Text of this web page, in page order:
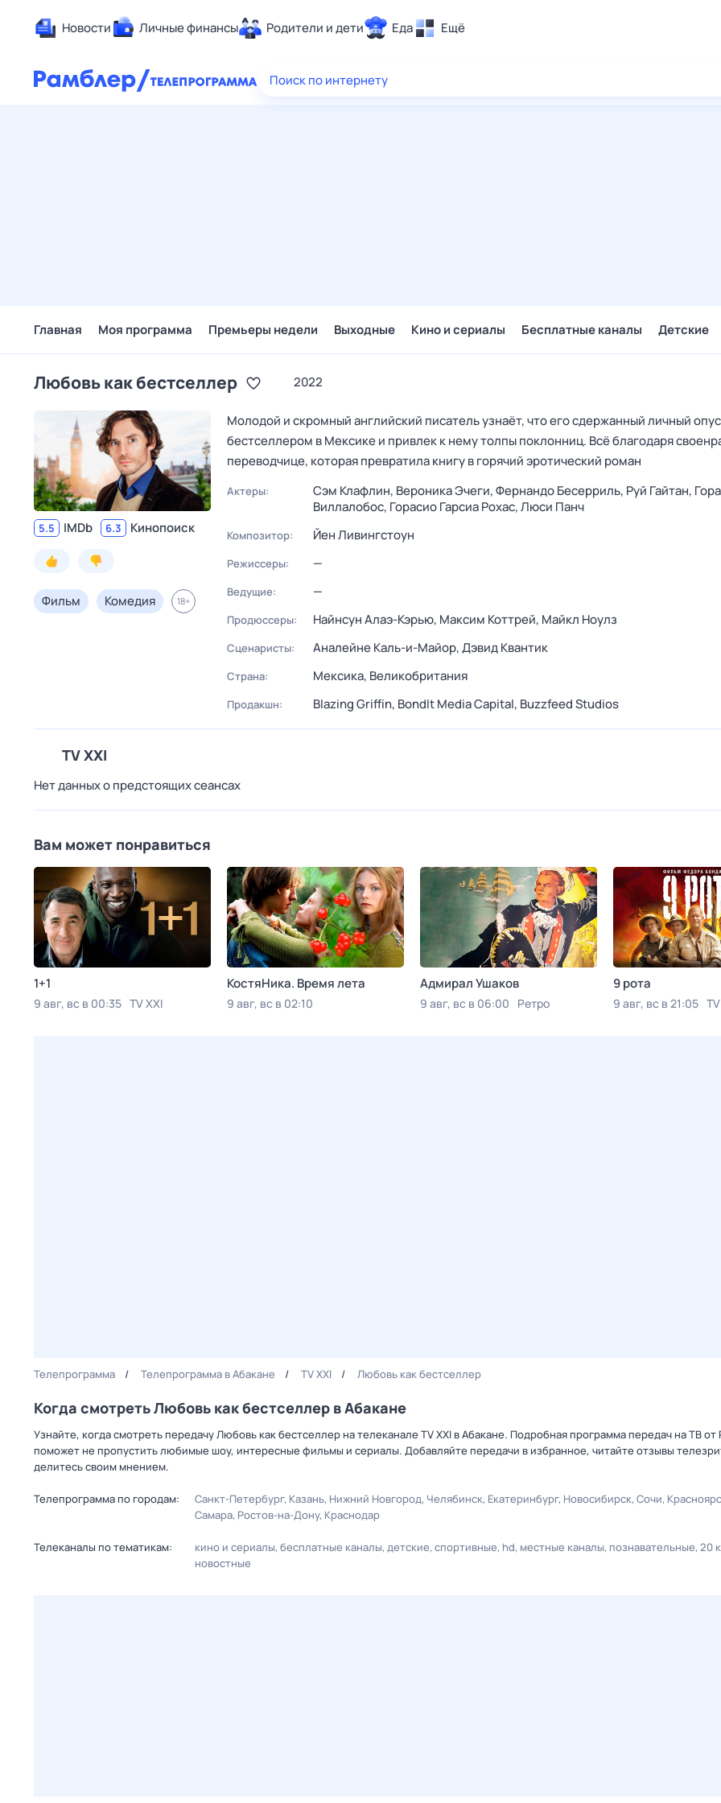
Новости Личные финансы Родители и дети Еда Ещё
Здоровье
Поиск по интернету
Главная Моя программа Премьеры недели Выходные Кино и сериалы Бесплатные каналы Детские
Любовь как бестселлер 2022
5.5 IMDb 6.3 Кинопоиск
Фильм Комедия 18+
Молодой и скромный английский писатель узнаёт, что его сдержанный личный опус
бестселлером в Мексике и привлек к нему толпы поклонниц. Всё благодаря
переводчице, которая превратила книгу в горячий эротический роман
Актеры: Сэм Клафлин, Вероника Эчеги,Фернандо Бесерриль, Руй Гайтан,
Виллалобос, Горасио Гарсиа Рохас,Люси Панч
Композитор: Йен Ливингстоун
Режиссеры: —
Ведущие: —
Продюссеры: Найнсун Алаэ-Кэрью, Максим Коттрей, Майкл Ноулз
Сценаристы: Аналейне Каль-и-Майор,Дэвид Квантик
Страна: Мексика, Великобритания
Продакшн: Blazing Griffin, BondIt Media Capital, Buzzfeed Studios
TV XXI
Нет данных о предстоящих сеансах
Вам может понравиться
1+1
9 авг, вс в 00:35 TV XXI
КостяНика. Время лета
9 авг, вс в 02:10
Адмирал Ушаков
9 авг, вс в 06:00 Ретро
9 рота
9 авг, вс в 21:05
Телепрограмма Телепрограмма в Абакане TV XXI Любовь как бестселлер
Когда смотреть Любовь как бестселлер в Абакане
Узнайте, когда смотреть передачу Любовь как бестселлер на телеканале TV XXI в Абакане. Подробная программа передач на ТВ
поможет не пропустить любимые шоу, интересные фильмы и сериалы. Добавляйте передачи в избранное, читайте отзывы
делитесь своим мнением.
Телепрограмма по городам: Санкт-Петербург Казань Нижний Новгород Челябинск Екатеринбург Новосибирск Сочи
Самара Ростов-на-Дону Краснодар
Телеканалы по тематикам: кино и сериалы бесплатные каналы детские спортивные hd местные каналы познавательные 20
новостные